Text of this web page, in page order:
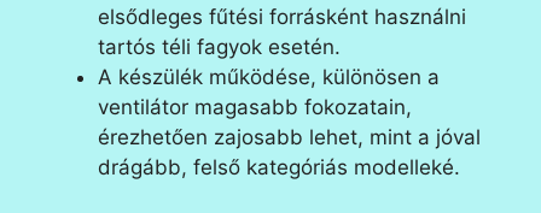
elsődleges fűtési forrásként használni
tartós téli fagyok esetén.
A készülék működése, különösen a
ventilátor magasabb fokozatain,
érezhetően zajosabb lehet, mint a jóval
drágább, felső kategóriás modelleké.